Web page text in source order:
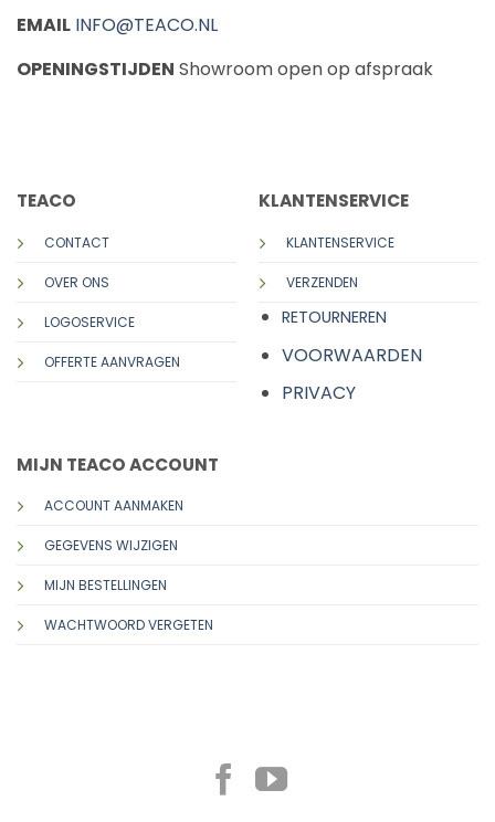
EMAIL INFO@TEACO.NL
OPENINGSTIJDEN Showroom open op afspraak
TEACO
CONTACT
OVER ONS
LOGOSERVICE
OFFERTE AANVRAGEN
KLANTENSERVICE
KLANTENSERVICE
VERZENDEN
RETOURNEREN
VOORWAARDEN
PRIVACY
MIJN TEACO ACCOUNT
ACCOUNT AANMAKEN
GEGEVENS WIJZIGEN
MIJN BESTELLINGEN
WACHTWOORD VERGETEN